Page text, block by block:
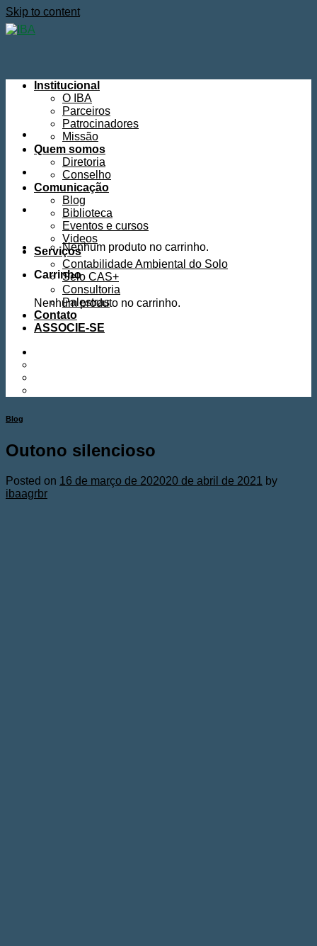
Skip to content
Nenhum produto no carrinho.
Carrinho
Nenhum produto no carrinho.
Institucional
O IBA
Parceiros
Patrocinadores
Missão
Quem somos
Diretoria
Conselho
Comunicação
Blog
Biblioteca
Eventos e cursos
Videos
Serviços
Contabilidade Ambiental do Solo
Selo CAS+
Consultoria
Palestras
Contato
ASSOCIE-SE
Blog
Outono silencioso
Posted on 16 de março de 202020 de abril de 2021
by
ibaagrbr